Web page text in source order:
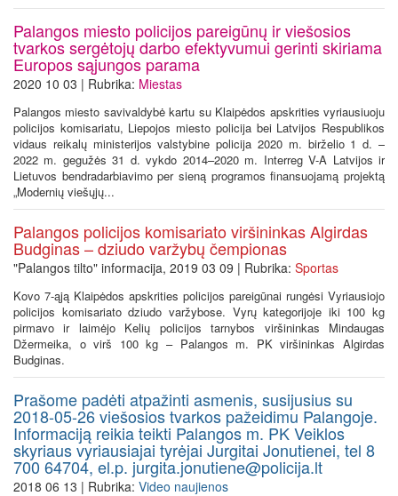
Palangos miesto policijos pareigūnų ir viešosios
tvarkos sergėtojų darbo efektyvumui gerinti skiriama
Europos sąjungos parama
2020 10 03 | Rubrika: Miestas
Palangos miesto savivaldybė kartu su Klaipėdos apskrities vyriausiuoju
policijos komisariatu, Liepojos miesto policija bei Latvijos Respublikos
vidaus reikalų ministerijos valstybine policija 2020 m. birželio 1 d. –
2022 m. gegužės 31 d. vykdo 2014–2020 m. Interreg V-A Latvijos ir
Lietuvos bendradarbiavimo per sieną programos finansuojamą projektą
„Modernių viešųjų...
Palangos policijos komisariato viršininkas Algirdas
Budginas – dziudo varžybų čempionas
"Palangos tilto" informacija, 2019 03 09 | Rubrika: Sportas
Kovo 7-ąją Klaipėdos apskrities policijos pareigūnai rungėsi Vyriausiojo
policijos komisariato dziudo varžybose. Vyrų kategorijoje iki 100 kg
pirmavo ir laimėjo Kelių policijos tarnybos viršininkas Mindaugas
Džermeika, o virš 100 kg – Palangos m. PK viršininkas Algirdas
Budginas.
Prašome padėti atpažinti asmenis, susijusius su
2018-05-26 viešosios tvarkos pažeidimu Palangoje.
Informaciją reikia teikti Palangos m. PK Veiklos
skyriaus vyriausiajai tyrėjai Jurgitai Jonutienei, tel 8
700 64704, el.p. jurgita.jonutiene@policija.lt
2018 06 13 | Rubrika: Video naujienos